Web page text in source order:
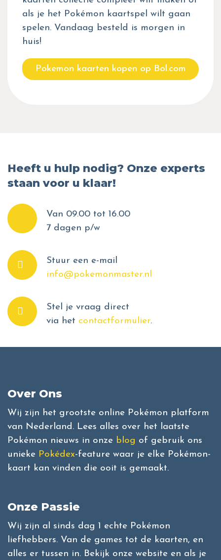
als je het Pokémon kaartspel wilt gaan
spelen. Vandaag besteld is morgen in
huis!
Pokemon kaarten kopen op Bol.com
Heeft u hulp nodig? Onze experts
staan voor u klaar!
Van 09.00 tot 16.00
7 dagen p/w
Stuur een e-mail
info@pokemonmaster.nl
Stel je vraag direct
via het contactformulier.
Over Ons
Wij zijn het grootste online Pokémon platform
van Nederland. Lees alles over het laatste
Pokémon nieuws in onze blog of gebruik ons
unieke Pokédex-feature waar je elke Pokémon-
kaart kan vinden die ooit is gemaakt.
Onze Passie
Wij zijn al sinds dag 1 echte Pokémon
liefhebbers. Van de games tot de kaarten, en
alles er tussen in. Bekijk onze website en als je